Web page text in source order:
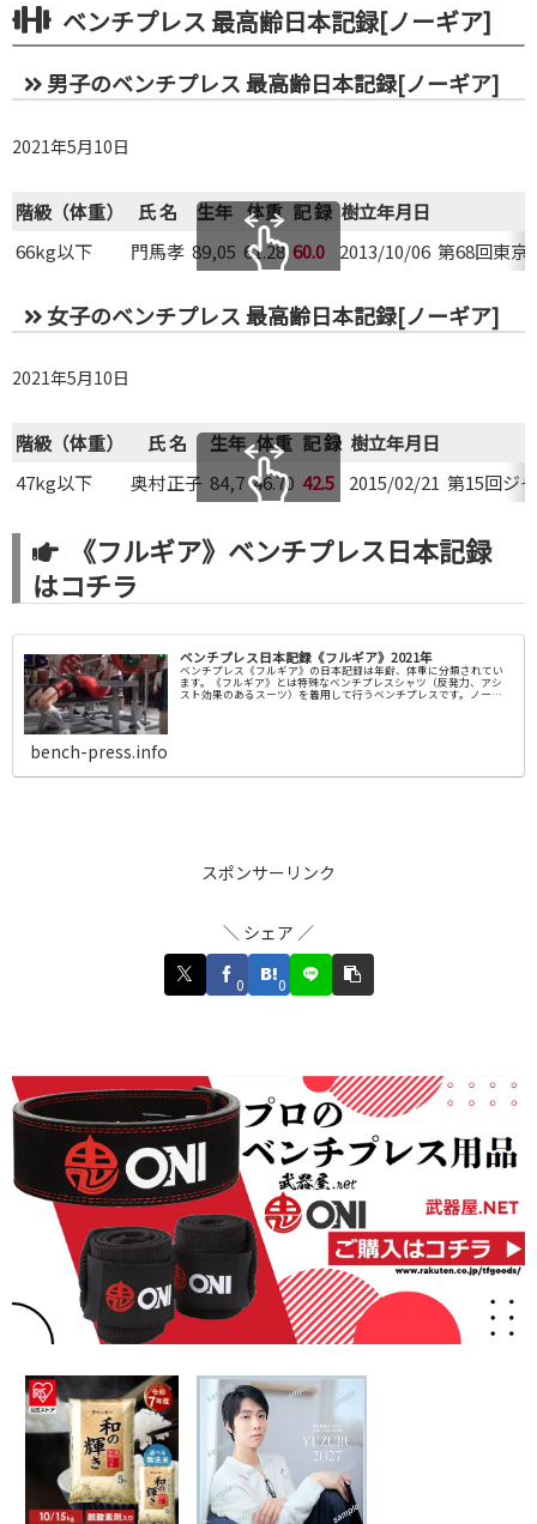
ベンチプレス 最高齢日本記録[ノーギア]
男子のベンチプレス 最高齢日本記録[ノーギア]
2021年5月10日
階級（体重） 氏 名 生年 体重 記 録 樹立年月日
66kg以下
門馬孝 89,05 61.28 60.0 2013/10/06 第68回東京
女子のベンチプレス 最高齢日本記録[ノーギア]
2021年5月10日
階級（体重） 氏 名 生年 体重 記 録 樹立年月日
47kg以下
奥村正子 84,7 46.70 42.5 2015/02/21 第15回ジ
《フルギア》ベンチプレス日本記録
はコチラ
ベンチプレス日本記録《フルギア》2021年
ベンチプレス《フルギア》の日本記録は年齢、体重に分類されてい
ます。《フルギア》とは特殊なベンチプレスシャツ（反発力、アシ
スト効果のあるスーツ）を着用して行うベンチプレスです。ノーギ
bench-press.info
スポンサーリンク
＼ シェア ／
0 0